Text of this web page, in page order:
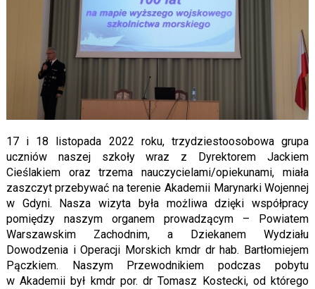
17 i 18 listopada 2022 roku, trzydziestoosobowa grupa
uczniów naszej szkoły wraz z Dyrektorem Jackiem
Cieślakiem oraz trzema nauczycielami/opiekunami, miała
zaszczyt przebywać na terenie Akademii Marynarki Wojennej
w Gdyni. Nasza wizyta była możliwa dzięki współpracy
pomiędzy naszym organem prowadzącym – Powiatem
Warszawskim Zachodnim, a Dziekanem Wydziału
Dowodzenia i Operacji Morskich kmdr dr hab. Bartłomiejem
Pączkiem. Naszym Przewodnikiem podczas pobytu
w Akademii był kmdr por. dr Tomasz Kostecki, od którego